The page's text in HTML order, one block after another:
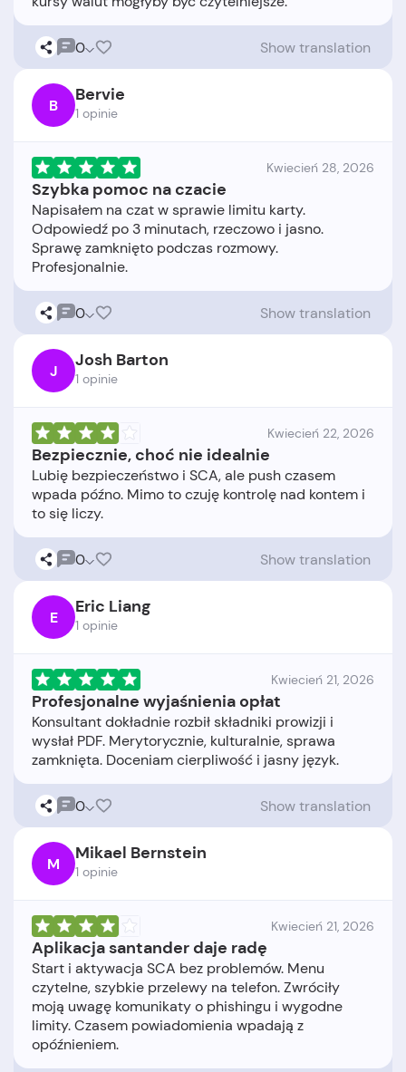
0 Show translation
B Bervie
1 opinie
Kwiecień 28, 2026
Szybka pomoc na czacie
Napisałem na czat w sprawie limitu karty.
Odpowiedź po 3 minutach, rzeczowo i jasno.
Sprawę zamknięto podczas rozmowy.
0 Show translation
J Josh Barton
1 opinie
Kwiecień 22, 2026
Bezpiecznie, choć nie idealnie
Lubię bezpieczeństwo i SCA, ale push czasem
wpada późno. Mimo to czuję kontrolę nad kontem i
0 Show translation
E Eric Liang
1 opinie
Kwiecień 21, 2026
Profesjonalne wyjaśnienia opłat
Konsultant dokładnie rozbił składniki prowizji i
wysłał PDF. Merytorycznie, kulturalnie, sprawa
0 Show translation
M Mikael Bernstein
1 opinie
Kwiecień 21, 2026
Aplikacja santander daje radę
Start i aktywacja SCA bez problemów. Menu
czytelne, szybkie przelewy na telefon. Zwróciły
moją uwagę komunikaty o phishingu i wygodne
limity. Czasem powiadomienia wpadają z